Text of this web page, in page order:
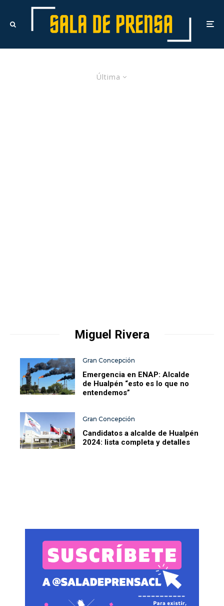
Última
Miguel Rivera
Gran Concepción
Emergencia en ENAP: Alcalde
de Hualpén “esto es lo que no
entendemos”
Gran Concepción
Candidatos a alcalde de Hualpén
2024: lista completa y detalles